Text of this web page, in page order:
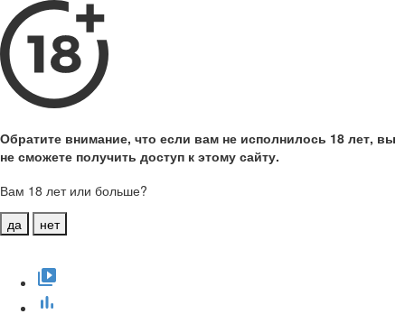
Обратите внимание, что если вам не исполнилось 18 лет, вы
не сможете получить доступ к этому сайту.
Вам 18 лет или больше?
да
нет